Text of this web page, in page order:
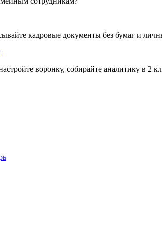
кадровые документы без бумаг и
воронку, собирайте аналитику в 2